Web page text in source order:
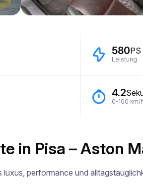
580PS
Leistung
4.2
0-100 km/h
in Pisa – Aston
performance und